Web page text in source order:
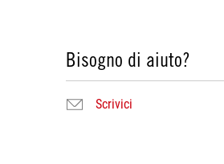
Bisogno di aiuto?
Scrivici